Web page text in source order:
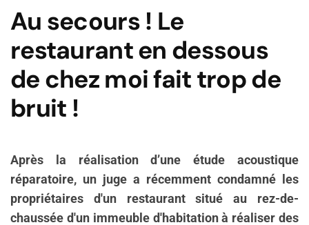
Au secours ! Le
restaurant en dessous
de chez moi fait trop de
bruit !
Après la réalisation d’une étude acoustique
réparatoire, un juge a récemment condamné les
propriétaires d'un restaurant situé au rez-de-
chaussée d'un immeuble d'habitation à réaliser des